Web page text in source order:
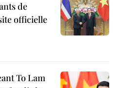
de
officielle
To Lam